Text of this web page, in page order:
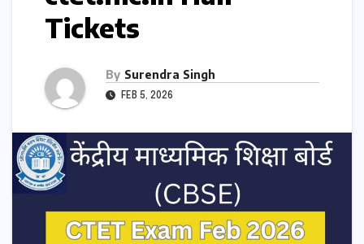
Tickets
By Surendra Singh
FEB 5, 2026